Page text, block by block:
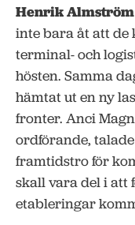
Henrik Almström
inte bara åt att
terminal- och
hösten. Samma
hämtat ut en ny
fronter. Anci
ordförande,
framtidstro för
skall vara del i att
etableringar